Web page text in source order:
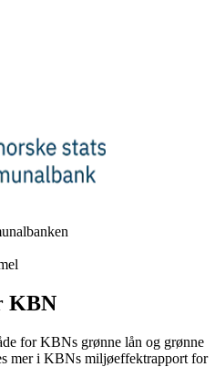
KBN
for KBNs grønne lån og grønne
mer i KBNs miljøeffektrapport for